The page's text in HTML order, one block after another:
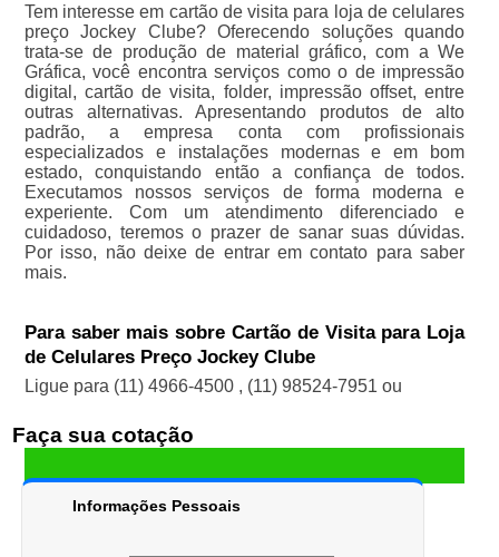
Tem interesse em cartão de visita para loja de celulares
preço Jockey Clube? Oferecendo soluções quando
trata-se de produção de material gráfico, com a We
Gráfica, você encontra serviços como o de impressão
digital, cartão de visita, folder, impressão offset, entre
outras alternativas. Apresentando produtos de alto
padrão, a empresa conta com profissionais
especializados e instalações modernas e em bom
estado, conquistando então a confiança de todos.
Executamos nossos serviços de forma moderna e
experiente. Com um atendimento diferenciado e
cuidadoso, teremos o prazer de sanar suas dúvidas.
Por isso, não deixe de entrar em contato para saber
mais.
Para saber mais sobre Cartão de Visita para Loja
de Celulares Preço Jockey Clube
Ligue para (11) 4966-4500 , (11) 98524-7951 ou
Faça sua cotação
Informações Pessoais